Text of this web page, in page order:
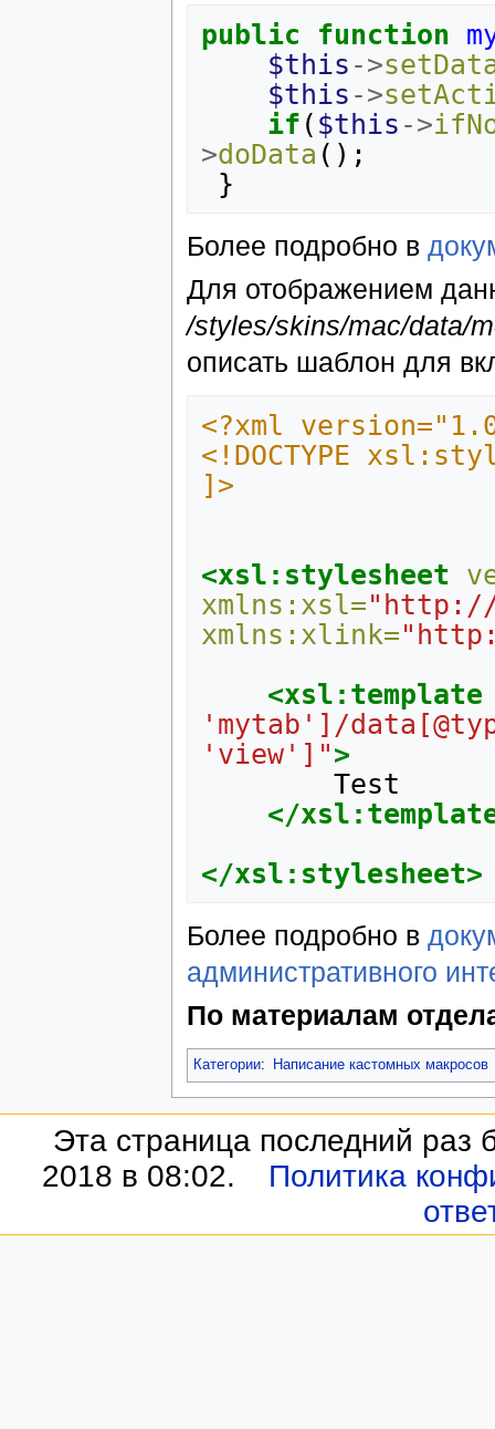
public function
$this ->
$this ->
if ( $this ->
>doData ();
}
Более подробно в
Для отображением
/styles/skins/mac/data/
описать шаблон для
<?xml
<!DOCTYPE
]>
<xsl:stylesheet
xmlns:xsl="http://
xmlns:xlink=
<xsl:template
'mytab']/
'view']">
</
</xsl:stylesheet>
Более подробно в
административного
По материалам
Категории: Написание кастомных макросов
Эта страница последний раз
2018 в 08:02.
Политика